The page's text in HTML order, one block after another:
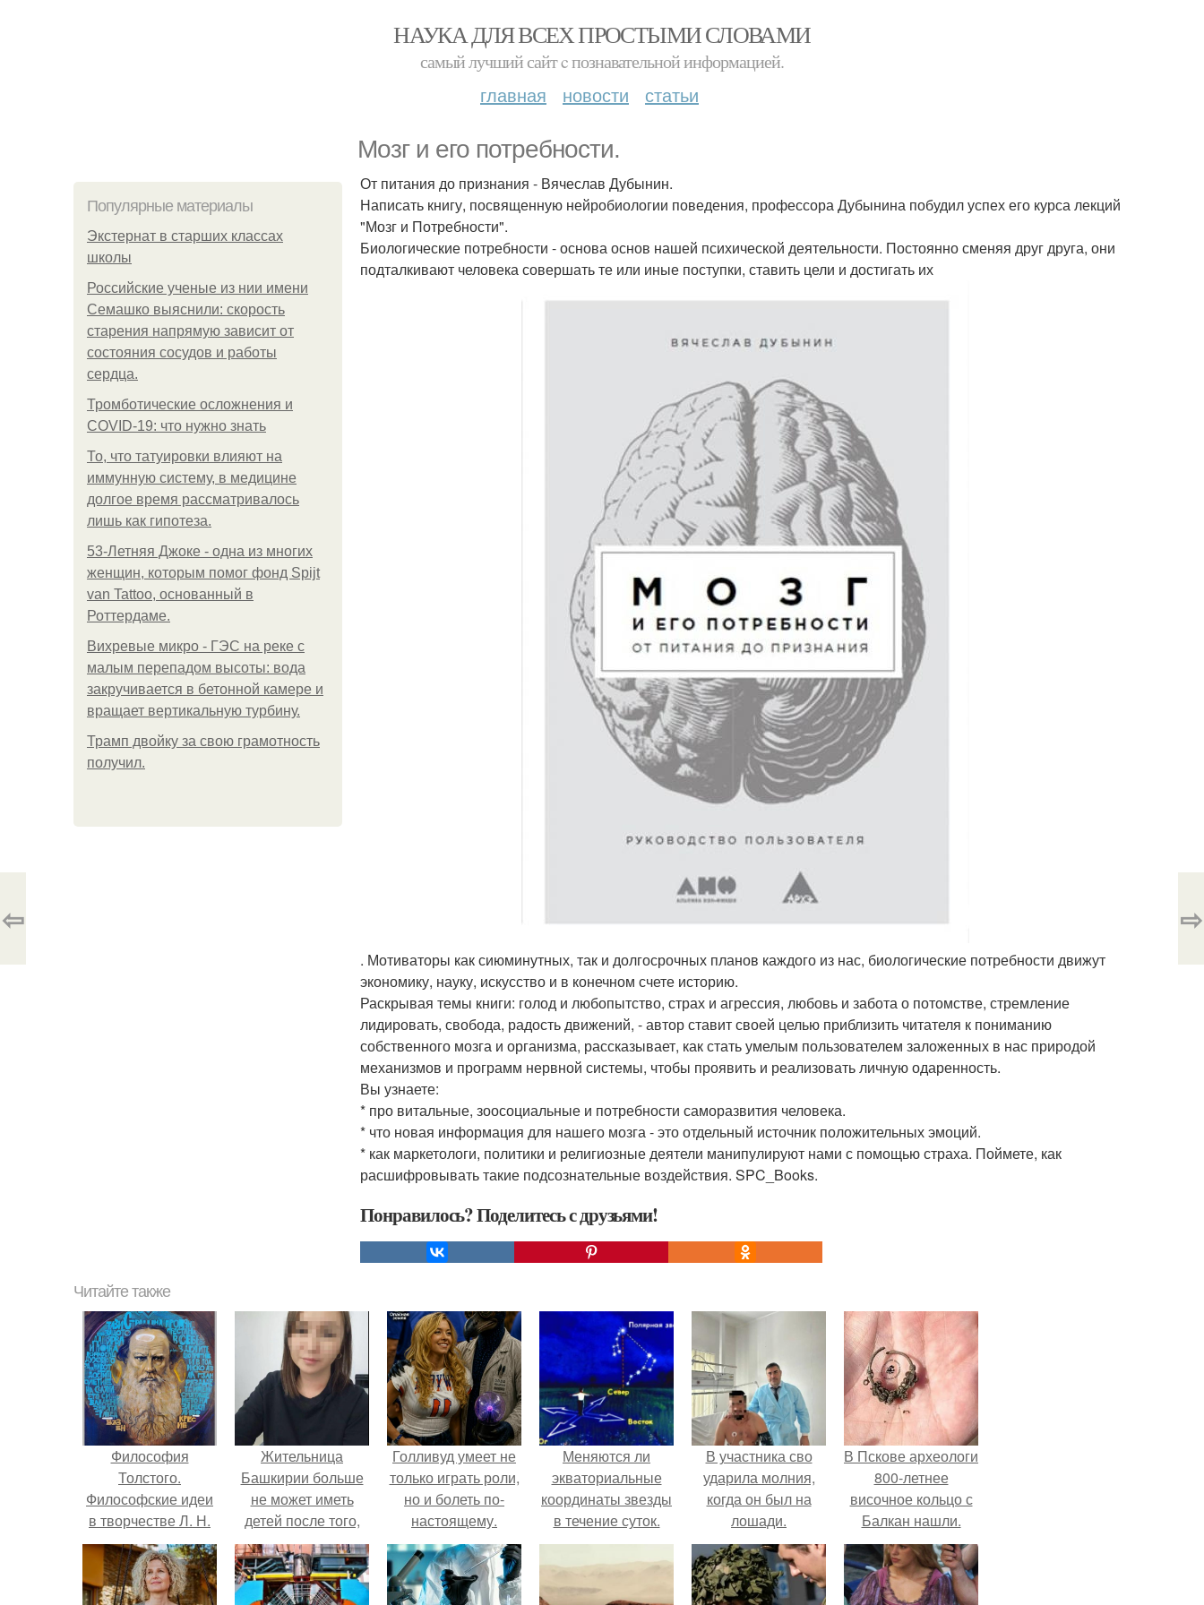
НАУКА ДЛЯ ВСЕХ ПРОСТЫМИ СЛОВАМИ
самый лучший сайт c познавательной информацией.
главная новости статьи
Mозг и его потребности.
Популярные материалы
Экстернат в старших классах
школы
Российские ученые из нии имени
Семашко выяснили: скорость
старения напрямую зависит от
состояния сосудов и работы
сердца.
Тромботические осложнения и
COVID-19: что нужно знать
То, что татуировки влияют на
иммунную систему, в медицине
долгое время рассматривалось
лишь как гипотеза.
53-Летняя Джоке - одна из многих
женщин, которым помог фонд Spijt
van Tattoo, основанный в
Роттердаме.
Вихревые микро - ГЭС на реке с
малым перепадом высоты: вода
закручивается в бетонной камере и
вращает вертикальную турбину.
Трамп двойку за свою грамотность
получил.
От питания до признания - Вячеслав Дубынин.
Написать книгу, посвященную нейробиологии поведения, профессора Дубынина побудил успех его курса лекций
"Мозг и Потребности".
Биологические потребности - основа основ нашей психической деятельности. Постоянно сменяя друг друга, они
подталкивают человека совершать те или иные поступки, ставить цели и достигать их
. Мотиваторы как сиюминутных, так и долгосрочных планов каждого из нас, биологические потребности движут
экономику, науку, искусство и в конечном счете историю.
Раскрывая темы книги: голод и любопытство, страх и агрессия, любовь и забота о потомстве, стремление
лидировать, свобода, радость движений, - автор ставит своей целью приблизить читателя к пониманию
собственного мозга и организма, рассказывает, как стать умелым пользователем заложенных в нас природой
механизмов и программ нервной системы, чтобы проявить и реализовать личную одаренность.
Вы узнаете:
* про витальные, зоосоциальные и потребности саморазвития человека.
* что новая информация для нашего мозга - это отдельный источник положительных эмоций.
* как маркетологи, политики и религиозные деятели манипулируют нами с помощью страха. Поймете, как
расшифровывать такие подсознательные воздействия. SPC_Books.
Понравилось? Поделитесь с друзьями!
⇦ ⇨
Читайте также
Философия
Толстого.
Философские идеи
в творчестве Л. Н.
Толстого.
Жительница
Башкирии больше
не может иметь
детей после того,
как медики сделали
ей аборт на шестом
месяце
Голливуд умеет не
только играть роли,
но и болеть по-
настоящему.
Меняются ли
экваториальные
координаты звезды
в течение суток.
Определение
географических
координат по
В участника сво
ударила молния,
когда он был на
лошади.
В Пскове археологи
800-летнее
височное кольцо с
Балкан нашли.